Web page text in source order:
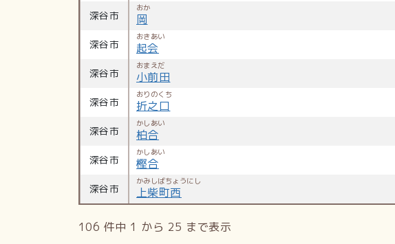
深谷市
おか
岡
深谷市
おきあい
起会
深谷市
おまえだ
小前田
深谷市
おりのくち
折之口
深谷市
かしあい
柏合
深谷市
かしあい
樫合
深谷市
かみしばちょうにし
上柴町西
106 件中 1 から 25 まで表示